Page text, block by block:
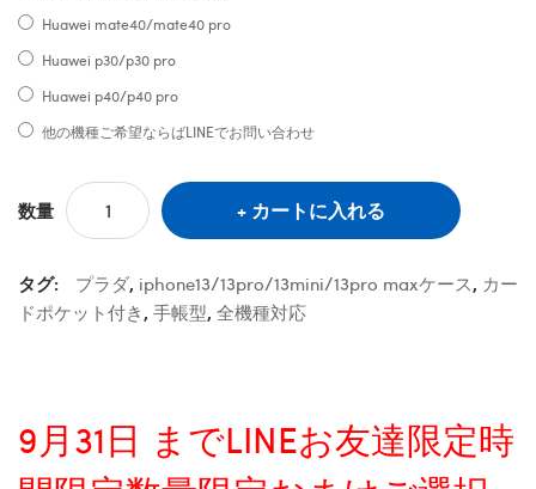
Huawei mate40/mate40 pro
Huawei p30/p30 pro
Huawei p40/p40 pro
他の機種ご希望ならばLINEでお問い合わせ
数量 カートに入れる
タグ: プラダ, iphone13/13pro/13mini/13pro maxケース, カー
ドポケット付き, 手帳型, 全機種対応
9月31日 までLINEお友達限定時